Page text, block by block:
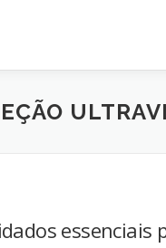
essenciais